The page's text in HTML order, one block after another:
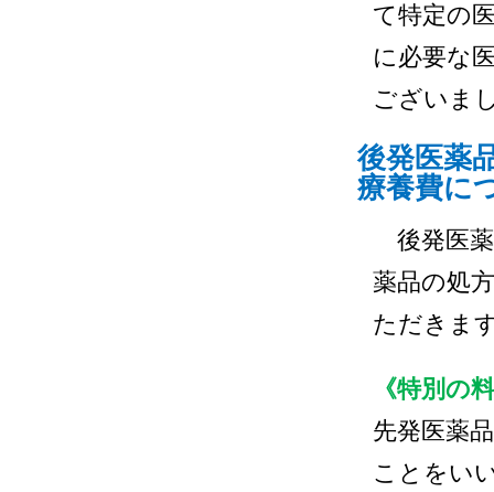
て特定の
に必要な
ございま
後発医薬
療養費に
後発医薬
薬品の処
ただきま
《特別の
先発医薬
ことをい